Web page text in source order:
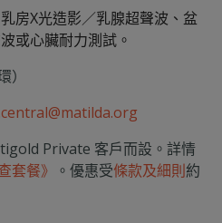
乳房X光造影／乳腺超聲波、盆
或心臟耐力測試。
Private 客戶而設。詳情
套餐》 。優惠受條款及細則約